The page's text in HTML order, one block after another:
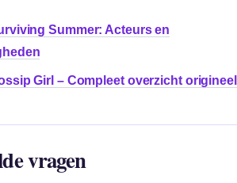
Summer: Acteurs en
Girl – Compleet overzicht
vragen